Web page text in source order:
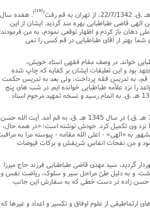
(
[19]
). هفده سال
قاضى طباطبایى بهره مند گردید. ایشان از این
دهان باز کردم و اظهار توقعى نمودم، به من فرمودند:
شما بهتر از آقاى طباطبایى در قم کسى را نمى
خواند. در وصف مقام فقهى استاد خویش،
بود و این تعلیقات ایشان بر کفایه که چاپ شده
قم، به تدریس فقه پرداخت، ولى بعد به تدریس حکمت
را نزد علاّمه طباطبایى خوانده ایم. در شب هاى پنج
شنبه و جمعه خوانده مى شد و در شب جمعه دوازدهم شعبان سال 1386 هـ .ق. به اتمام رسید و نسخه تمهید مرحوم استاد
استاد دیگر آیت الله حسن زاده، سید محمّد حسن الهى (1326 - 1387 هـ .ق.) در سال 1345 هـ .ق. به قم آمد. آیت الله حسن
نزد وى تکمیل کرد. خودش نوشته است: «در همه حال،
به «الهى» - اعلى الله مقامه - پیوسته مرا به
و من نفحات انفاس شریفش و برکات فیوضات
گردید، سید مهدى قاضى طباطبایى فرزند حاج میرزا
و به دلیل طىّ مراحل سیر و سلوک، ریاضت نفس و
حسن زاده در دست خطى که به سفارش این جانب
ارثماطیقى از علوم اوفاق و تکسیر و اعداد و غیرها که